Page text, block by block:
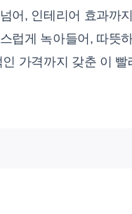
어, 인테리어 효과까
럽게 녹아들어, 따뜻
가격까지 갖춘 이 빨